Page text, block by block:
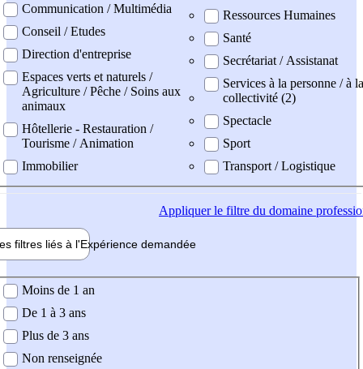
Communication / Multimédia
Conseil / Etudes
Direction d'entreprise
Espaces verts et naturels /
Agriculture / Pêche / Soins aux
animaux
Hôtellerie - Restauration /
Tourisme / Animation
Immobilier
Ressources Humaines
Santé
Secrétariat / Assistanat
Services à la personne / à la
collectivité (2)
Spectacle
Sport
Transport / Logistique
Appliquerle filtre du domaine
filtres liés à l'Expérience demandée
demandée
Moins de 1 an
De 1 à 3 ans
Plus de 3 ans
Non renseignée